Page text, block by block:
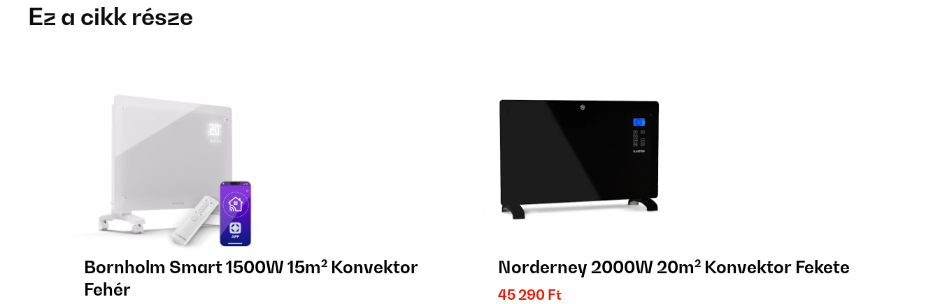
Ez a cikk része
Bornholm Smart 1500W 15m² Konvektor
Fehér
Norderney 2000W 20m² Konvektor Fekete
45 290 Ft